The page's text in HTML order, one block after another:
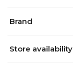
Brand
Store availability